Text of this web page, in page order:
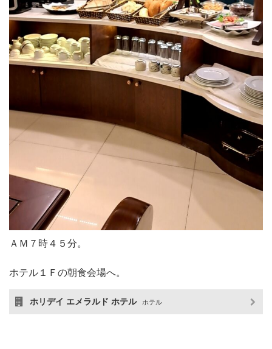
ＡＭ７時４５分。
ホテル１Ｆの朝食会場へ。
ホリデイ エメラルド ホテル ホテル